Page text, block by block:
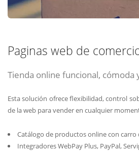
Paginas web de
Tienda online funcional, cómoda
Esta solución ofrece flexibilidad, control
de la web para vender en cualquier
Catálogo de productos online con carro
Integradores WebPay Plus, PayPal,